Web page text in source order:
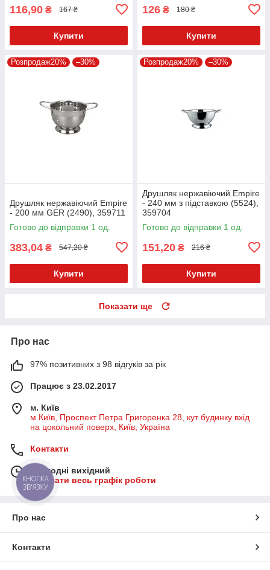
116,90 ₴ 167 ₴
Купити
126 ₴ 180 ₴
Купити
Розпродаж20% –30%
Друшляк нержавіючий Empire
- 200 мм GER (2490), 359711
Готово до відправки 1 од.
383,04 ₴ 547,20 ₴
Купити
Розпродаж20% –30%
Друшляк нержавіючий Empire
- 240 мм з підставкою (5524),
359704
Готово до відправки 1 од.
151,20 ₴ 216 ₴
Купити
Показати ще
Про нас
97% позитивних з 98 відгуків за рік
Працює з 23.02.2017
м. Київ
м Київ, Проспект Петра Григоренка 28, кут будинку вхід
на цокольний поверх, Київ, Україна
Контакти
Сьогодні вихідний
Показати весь графік роботи
Про нас
Контакти
КНОПКА
ЗВ'ЯЗКУ